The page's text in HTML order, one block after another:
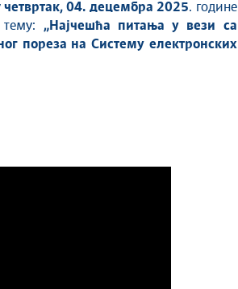
четвртак, 04. децембра 2025. године
тему: „Најчешћа питања у вези са
пореза на Систему електронских